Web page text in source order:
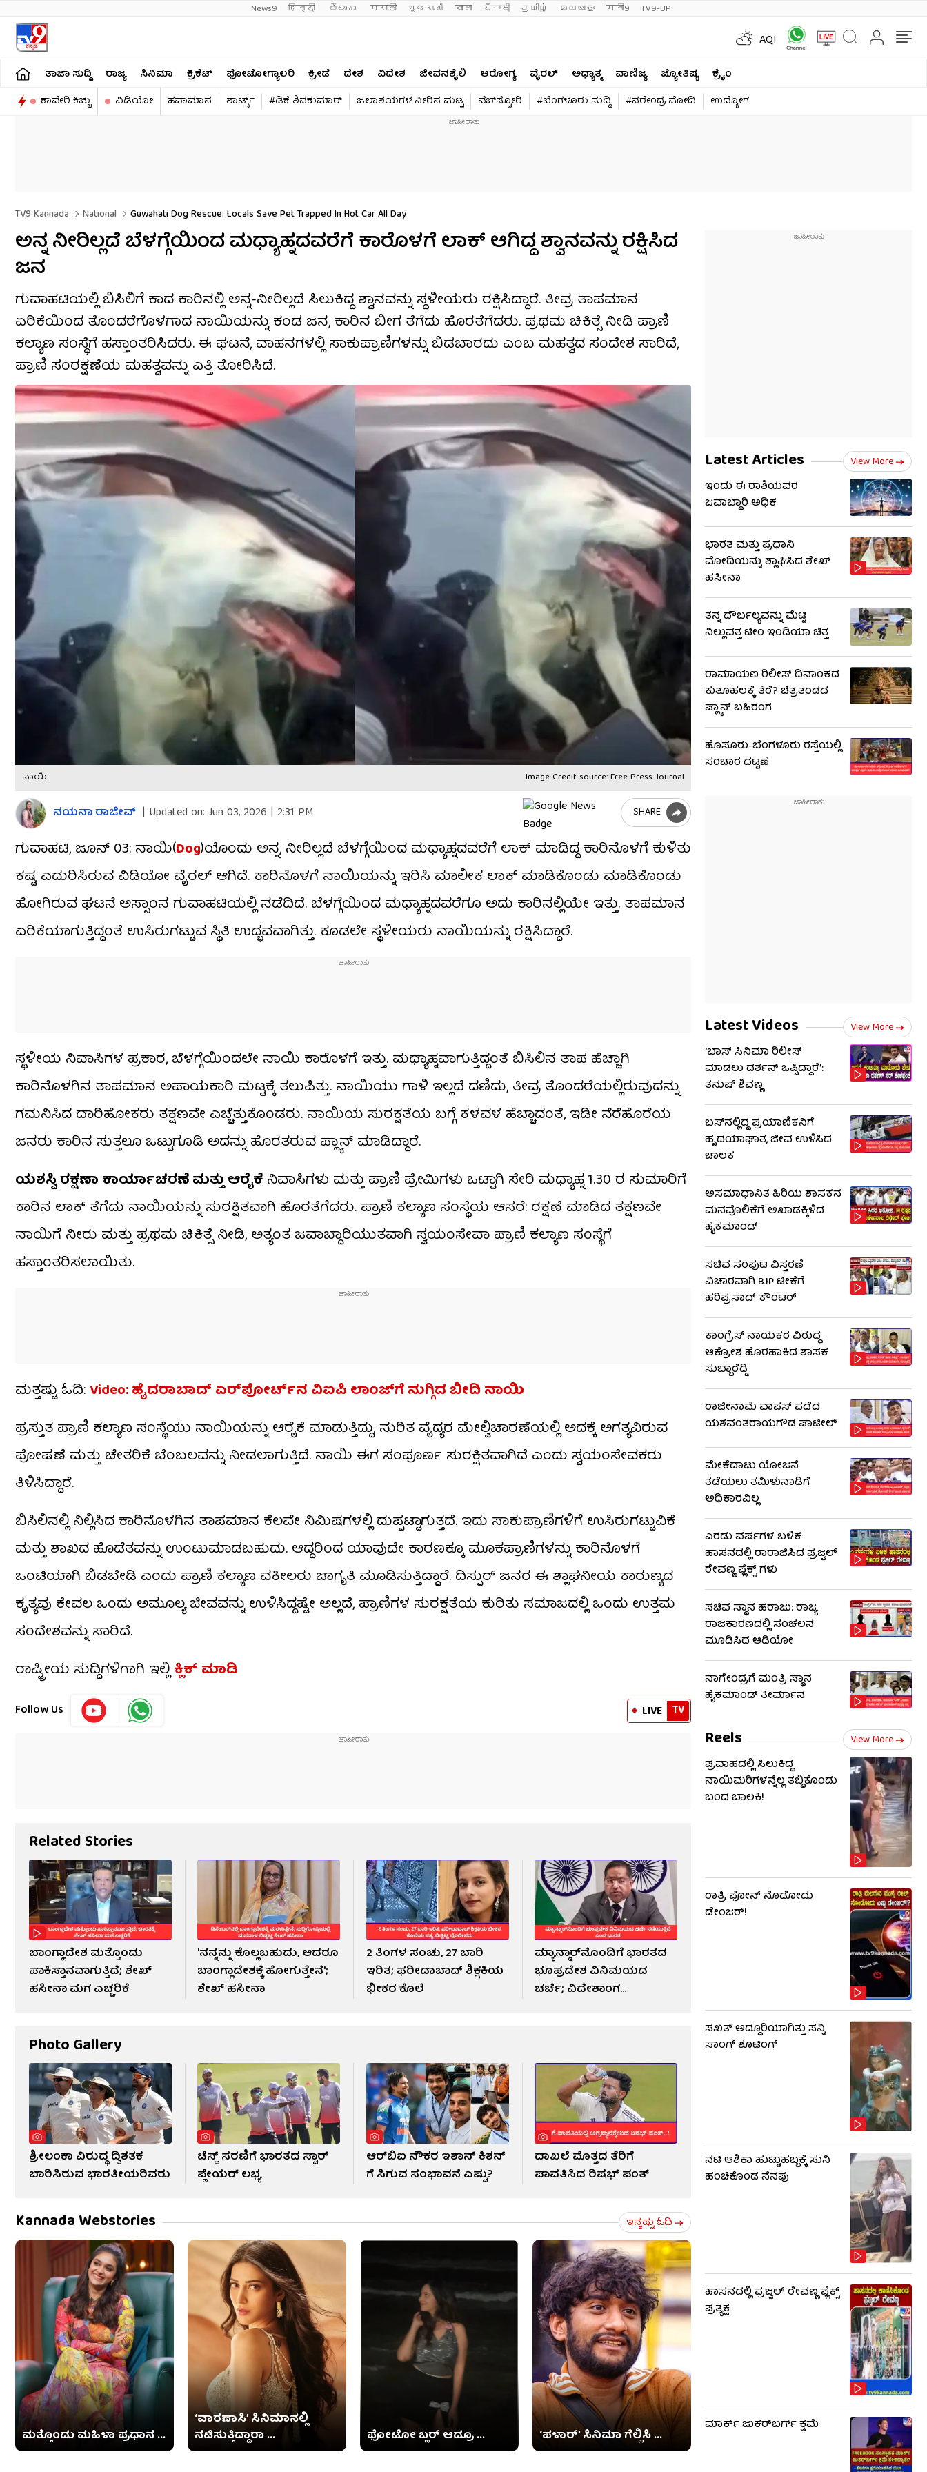
News9 हिन्दी తెలుగు मराठी ગુજરાતી বাংলা ਪੰਜਾਬੀ தமிழ் മലയാളം मनी9 TV9-UP
AQI
ತಾಜಾ ಸುದ್ದಿ ರಾಜ್ಯ ಸಿನಿಮಾ ಕ್ರಿಕೆಟ್​ ಫೋಟೋಗ್ಯಾಲರಿ ಕ್ರೀಡೆ ದೇಶ ವಿದೇಶ ಜೀವನಶೈಲಿ ಆರೋಗ್ಯ ವೈರಲ್​ ಅಧ್ಯಾತ್ಮ ವಾಣಿಜ್ಯ ಜ್ಯೋತಿಷ್ಯ
ಕ್ರೈಂ
ಕಾವೇರಿ ಕಿಚ್ಚು
ವಿಡಿಯೋ ಹವಾಮಾನ ಶಾರ್ಟ್ಸ್​ #ಡಿಕೆ ಶಿವಕುಮಾರ್​ ಜಲಾಶಯಗಳ ನೀರಿನ ಮಟ್ಟ ವೆಬ್​ಸ್ಟೋರಿ #ಬೆಂಗಳೂರು ಸುದ್ದಿ #ನರೇಂದ್ರ ಮೋದಿ ಉದ್ಯೋಗ
TV9 Kannada National Guwahati Dog Rescue: Locals Save Pet Trapped In Hot Car All Day
ಅನ್ನ ನೀರಿಲ್ಲದೆ ಬೆಳಗ್ಗೆಯಿಂದ ಮಧ್ಯಾಹ್ನದವರೆಗೆ ಕಾರೊಳಗೆ ಲಾಕ್ ಆಗಿದ್ದ ಶ್ವಾನವನ್ನು ರಕ್ಷಿಸಿದ
ಜನ
ಗುವಾಹಟಿಯಲ್ಲಿ ಬಿಸಿಲಿಗೆ ಕಾದ ಕಾರಿನಲ್ಲಿ ಅನ್ನ-ನೀರಿಲ್ಲದೆ ಸಿಲುಕಿದ್ದ ಶ್ವಾನವನ್ನು ಸ್ಥಳೀಯರು ರಕ್ಷಿಸಿದ್ದಾರೆ. ತೀವ್ರ ತಾಪಮಾನ
ಏರಿಕೆಯಿಂದ ತೊಂದರೆಗೊಳಗಾದ ನಾಯಿಯನ್ನು ಕಂಡ ಜನ, ಕಾರಿನ ಬೀಗ ತೆಗೆದು ಹೊರತೆಗೆದರು. ಪ್ರಥಮ ಚಿಕಿತ್ಸೆ ನೀಡಿ ಪ್ರಾಣಿ
ಕಲ್ಯಾಣ ಸಂಸ್ಥೆಗೆ ಹಸ್ತಾಂತರಿಸಿದರು. ಈ ಘಟನೆ, ವಾಹನಗಳಲ್ಲಿ ಸಾಕುಪ್ರಾಣಿಗಳನ್ನು ಬಿಡಬಾರದು ಎಂಬ ಮಹತ್ವದ ಸಂದೇಶ ಸಾರಿದೆ,
ಪ್ರಾಣಿ ಸಂರಕ್ಷಣೆಯ ಮಹತ್ವವನ್ನು ಎತ್ತಿ ತೋರಿಸಿದೆ.
ನಾಯಿ Image Credit source: Free Press Journal
ನಯನಾ ರಾಜೀವ್ | Updated on: Jun 03, 2026 | 2:31 PM SHARE
ಗುವಾಹಟಿ, ಜೂನ್ 03: ನಾಯಿ(Dog)ಯೊಂದು ಅನ್ನ, ನೀರಿಲ್ಲದೆ ಬೆಳಗ್ಗೆಯಿಂದ ಮಧ್ಯಾಹ್ನದವರೆಗೆ ಲಾಕ್​ ಮಾಡಿದ್ದ ಕಾರಿನೊಳಗೆ ಕುಳಿತು
ಕಷ್ಟ ಎದುರಿಸಿರುವ ವಿಡಿಯೋ ವೈರಲ್ ಆಗಿದೆ. ಕಾರಿನೊಳಗೆ ನಾಯಿಯನ್ನು ಇರಿಸಿ ಮಾಲೀಕ ಲಾಕ್ ಮಾಡಿಕೊಂಡು ಮಾಡಿಕೊಂಡು
ಹೋಗಿರುವ ಘಟನೆ ಅಸ್ಸಾಂನ ಗುವಾಹಟಿಯಲ್ಲಿ ನಡೆದಿದೆ. ಬೆಳಗ್ಗೆಯಿಂದ ಮಧ್ಯಾಹ್ನದವರೆಗೂ ಅದು ಕಾರಿನಲ್ಲಿಯೇ ಇತ್ತು. ತಾಪಮಾನ
ಏರಿಕೆಯಾಗುತ್ತಿದ್ದಂತೆ ಉಸಿರುಗಟ್ಟುವ ಸ್ಥಿತಿ ಉದ್ಭವವಾಗಿತ್ತು. ಕೂಡಲೇ ಸ್ಥಳೀಯರು ನಾಯಿಯನ್ನು ರಕ್ಷಿಸಿದ್ದಾರೆ.
ಸ್ಥಳೀಯ ನಿವಾಸಿಗಳ ಪ್ರಕಾರ, ಬೆಳಗ್ಗೆಯಿಂದಲೇ ನಾಯಿ ಕಾರೊಳಗೆ ಇತ್ತು. ಮಧ್ಯಾಹ್ನವಾಗುತ್ತಿದ್ದಂತೆ ಬಿಸಿಲಿನ ತಾಪ ಹೆಚ್ಚಾಗಿ
ಕಾರಿನೊಳಗಿನ ತಾಪಮಾನ ಅಪಾಯಕಾರಿ ಮಟ್ಟಕ್ಕೆ ತಲುಪಿತ್ತು. ನಾಯಿಯು ಗಾಳಿ ಇಲ್ಲದೆ ದಣಿದು, ತೀವ್ರ ತೊಂದರೆಯಲ್ಲಿರುವುದನ್ನು
ಗಮನಿಸಿದ ದಾರಿಹೋಕರು ತಕ್ಷಣವೇ ಎಚ್ಚೆತ್ತುಕೊಂಡರು. ನಾಯಿಯ ಸುರಕ್ಷತೆಯ ಬಗ್ಗೆ ಕಳವಳ ಹೆಚ್ಚಾದಂತೆ, ಇಡೀ ನೆರೆಹೊರೆಯ
ಜನರು ಕಾರಿನ ಸುತ್ತಲೂ ಒಟ್ಟುಗೂಡಿ ಅದನ್ನು ಹೊರತರುವ ಪ್ಲ್ಯಾನ್ ಮಾಡಿದ್ದಾರೆ.
ಯಶಸ್ವಿ ರಕ್ಷಣಾ ಕಾರ್ಯಾಚರಣೆ ಮತ್ತು ಆರೈಕೆ ನಿವಾಸಿಗಳು ಮತ್ತು ಪ್ರಾಣಿ ಪ್ರೇಮಿಗಳು ಒಟ್ಟಾಗಿ ಸೇರಿ ಮಧ್ಯಾಹ್ನ 1.30 ರ ಸುಮಾರಿಗೆ
ಕಾರಿನ ಲಾಕ್ ತೆಗೆದು ನಾಯಿಯನ್ನು ಸುರಕ್ಷಿತವಾಗಿ ಹೊರತೆಗೆದರು. ಪ್ರಾಣಿ ಕಲ್ಯಾಣ ಸಂಸ್ಥೆಯ ಆಸರೆ: ರಕ್ಷಣೆ ಮಾಡಿದ ತಕ್ಷಣವೇ
ನಾಯಿಗೆ ನೀರು ಮತ್ತು ಪ್ರಥಮ ಚಿಕಿತ್ಸೆ ನೀಡಿ, ಅತ್ಯಂತ ಜವಾಬ್ದಾರಿಯುತವಾಗಿ ಸ್ವಯಂಸೇವಾ ಪ್ರಾಣಿ ಕಲ್ಯಾಣ ಸಂಸ್ಥೆಗೆ
ಹಸ್ತಾಂತರಿಸಲಾಯಿತು.
ಮತ್ತಷ್ಟು ಓದಿ:Video: ಹೈದರಾಬಾದ್ ಏರ್​ಪೋರ್ಟ್​ನ ವಿಐಪಿ ಲಾಂಜ್​ಗೆ ನುಗ್ಗಿದ ಬೀದಿ ನಾಯಿ
ಪ್ರಸ್ತುತ ಪ್ರಾಣಿ ಕಲ್ಯಾಣ ಸಂಸ್ಥೆಯು ನಾಯಿಯನ್ನು ಆರೈಕೆ ಮಾಡುತ್ತಿದ್ದು, ನುರಿತ ವೈದ್ಯರ ಮೇಲ್ವಿಚಾರಣೆಯಲ್ಲಿ ಅದಕ್ಕೆ ಅಗತ್ಯವಿರುವ
ಪೋಷಣೆ ಮತ್ತು ಚೇತರಿಕೆ ಬೆಂಬಲವನ್ನು ನೀಡಲಾಗುತ್ತಿದೆ. ನಾಯಿ ಈಗ ಸಂಪೂರ್ಣ ಸುರಕ್ಷಿತವಾಗಿದೆ ಎಂದು ಸ್ವಯಂಸೇವಕರು
ತಿಳಿಸಿದ್ದಾರೆ.
ಬಿಸಿಲಿನಲ್ಲಿ ನಿಲ್ಲಿಸಿದ ಕಾರಿನೊಳಗಿನ ತಾಪಮಾನ ಕೆಲವೇ ನಿಮಿಷಗಳಲ್ಲಿ ದುಪ್ಪಟ್ಟಾಗುತ್ತದೆ. ಇದು ಸಾಕುಪ್ರಾಣಿಗಳಿಗೆ ಉಸಿರುಗಟ್ಟುವಿಕೆ
ಮತ್ತು ಶಾಖದ ಹೊಡೆತವನ್ನು ಉಂಟುಮಾಡಬಹುದು. ಆದ್ದರಿಂದ ಯಾವುದೇ ಕಾರಣಕ್ಕೂ ಮೂಕಪ್ರಾಣಿಗಳನ್ನು ಕಾರಿನೊಳಗೆ
ಒಂಟಿಯಾಗಿ ಬಿಡಬೇಡಿ ಎಂದು ಪ್ರಾಣಿ ಕಲ್ಯಾಣ ವಕೀಲರು ಜಾಗೃತಿ ಮೂಡಿಸುತ್ತಿದ್ದಾರೆ. ದಿಸ್ಪುರ್ ಜನರ ಈ ಶ್ಲಾಘನೀಯ ಕಾರುಣ್ಯದ
ಕೃತ್ಯವು ಕೇವಲ ಒಂದು ಅಮೂಲ್ಯ ಜೀವವನ್ನು ಉಳಿಸಿದ್ದಷ್ಟೇ ಅಲ್ಲದೆ, ಪ್ರಾಣಿಗಳ ಸುರಕ್ಷತೆಯ ಕುರಿತು ಸಮಾಜದಲ್ಲಿ ಒಂದು ಉತ್ತಮ
ಸಂದೇಶವನ್ನು ಸಾರಿದೆ.
ರಾಷ್ಟ್ರೀಯ ಸುದ್ದಿಗಳಿಗಾಗಿ ಇಲ್ಲಿಕ್ಲಿಕ್ ಮಾಡಿ
Follow Us LIVE TV
Related Stories
ಬಾಂಗ್ಲಾದೇಶ ಮತ್ತೊಂದು
ಪಾಕಿಸ್ತಾನವಾಗುತ್ತಿದೆ; ಶೇಖ್
ಹಸೀನಾ ಮಗ ಎಚ್ಚರಿಕೆ
'ನನ್ನನ್ನು ಕೊಲ್ಲಬಹುದು, ಆದರೂ
ಬಾಂಗ್ಲಾದೇಶಕ್ಕೆ ಹೋಗುತ್ತೇನೆ';
ಶೇಖ್ ಹಸೀನಾ
2 ತಿಂಗಳ ಸಂಚು, 27 ಬಾರಿ
ಇರಿತ; ಫರೀದಾಬಾದ್ ಶಿಕ್ಷಕಿಯ
ಭೀಕರ ಕೊಲೆ
ಮ್ಯಾನ್ಮಾರ್‌ನೊಂದಿಗೆ ಭಾರತದ
ಭೂಪ್ರದೇಶ ವಿನಿಮಯದ
ಚರ್ಚೆ; ವಿದೇಶಾಂಗ
Photo Gallery
ಶ್ರೀಲಂಕಾ ವಿರುದ್ಧ ದ್ವಿಶತಕ
ಬಾರಿಸಿರುವ ಭಾರತೀಯರಿವರು
ಟೆಸ್ಟ್ ಸರಣಿಗೆ ಭಾರತದ ಸ್ಟಾರ್
ಪ್ಲೇಯರ್ ಲಭ್ಯ
ಆರ್​ಬಿಐ ನೌಕರ ಇಶಾನ್ ಕಿಶನ್​
ಗೆ ಸಿಗುವ ಸಂಭಾವನೆ ಎಷ್ಟು?
ದಾಖಲೆ ಮೊತ್ತದ ತೆರಿಗೆ
ಪಾವತಿಸಿದ ರಿಷಭ್ ಪಂತ್
Kannada Webstories ಇನ್ನಷ್ಟು ಓದಿ
ಮತ್ತೊಂದು ಮಹಿಳಾ ಪ್ರಧಾನ ...
‘ವಾರಣಾಸಿ’ ಸಿನಿಮಾನಲ್ಲಿ
ನಟಿಸುತ್ತಿದ್ದಾರಾ ...
ಫೋಟೋ ಬ್ಲರ್ ಆದ್ರೂ ... ‘ಪಳಾರ್’ ಸಿನಿಮಾ ಗೆಲ್ಲಿಸಿ ...
Latest Articles View More
ಇಂದು ಈ ರಾಶಿಯವರ
ಜವಾಬ್ದಾರಿ ಅಧಿಕ
ಭಾರತ ಮತ್ತು ಪ್ರಧಾನಿ
ಮೋದಿಯನ್ನು ಶ್ಲಾಘಿಸಿದ ಶೇಖ್
ಹಸೀನಾ
ತನ್ನ ದೌರ್ಬಲ್ಯವನ್ನು ಮೆಟ್ಟಿ
ನಿಲ್ಲುವತ್ತ ಟೀಂ ಇಂಡಿಯಾ ಚಿತ್ತ
ರಾಮಾಯಣ ರಿಲೀಸ್ ದಿನಾಂಕದ
ಕುತೂಹಲಕ್ಕೆ ತೆರೆ? ಚಿತ್ರತಂಡದ
ಪ್ಲ್ಯಾನ್ ಬಹಿರಂಗ
ಹೊಸೂರು-ಬೆಂಗಳೂರು ರಸ್ತೆಯಲ್ಲಿ
ಸಂಚಾರ ದಟ್ಟಣೆ
Latest Videos View More
‘ಬಾಸ್ ಸಿನಿಮಾ ರಿಲೀಸ್
ಮಾಡಲು ದರ್ಶನ್ ಒಪ್ಪಿದ್ದಾರೆ’:
ತನುಷ್ ಶಿವಣ್ಣ
ಬಸ್‌ನಲ್ಲಿದ್ದ ಪ್ರಯಾಣಿಕನಿಗೆ
ಹೃದಯಾಘಾತ, ಜೀವ ಉಳಿಸಿದ
ಚಾಲಕ
ಅಸಮಾಧಾನಿತ ಹಿರಿಯ ಶಾಸಕನ
ಮನವೊಲಿಕೆಗೆ ಅಖಾಡಕ್ಕಿಳಿದ
ಹೈಕಮಾಂಡ್
ಸಚಿವ ಸಂಪುಟ ವಿಸ್ತರಣೆ
ವಿಚಾರವಾಗಿ BJP ಟೀಕೆಗೆ
ಹರಿಪ್ರಸಾದ್ ಕೌಂಟರ್​​
ಕಾಂಗ್ರೆಸ್ ನಾಯಕರ ವಿರುದ್ಧ
ಆಕ್ರೋಶ ಹೊರಹಾಕಿದ ಶಾಸಕ
ಸುಬ್ಬಾರೆಡ್ಡಿ
ರಾಜೀನಾಮೆ ವಾಪಸ್ ಪಡೆದ
ಯಶವಂತರಾಯಗೌಡ ಪಾಟೀಲ್
ಮೇಕೆದಾಟು ಯೋಜನೆ
ತಡೆಯಲು ತಮಿಳುನಾಡಿಗೆ
ಅಧಿಕಾರವಿಲ್ಲ
ಎರಡು ವರ್ಷಗಳ ಬಳಿಕ
ಹಾಸನದಲ್ಲಿ ರಾರಾಜಿಸಿದ ಪ್ರಜ್ವಲ್
ರೇವಣ್ಣ ಫ್ಲೆಕ್ಸ್ ಗಳು
ಸಚಿವ ಸ್ಥಾನ ಹರಾಜು: ರಾಜ್ಯ
ರಾಜಕಾರಣದಲ್ಲಿ ಸಂಚಲನ
ಮೂಡಿಸಿದ ಆಡಿಯೋ
ನಾಗೇಂದ್ರಗೆ ಮಂತ್ರಿ ಸ್ಥಾನ
ಹೈಕಮಾಂಡ್ ತೀರ್ಮಾನ
Reels View More
ಪ್ರವಾಹದಲ್ಲಿ ಸಿಲುಕಿದ್ದ
ನಾಯಿಮರಿಗಳನ್ನೆಲ್ಲ ತಬ್ಬಿಕೊಂಡು
ಬಂದ ಬಾಲಕಿ!
ರಾತ್ರಿ ಫೋನ್​​ ನೊಡೋದು
ಡೇಂಜರ್!
ಸಖತ್ ಅದ್ದೂರಿಯಾಗಿತ್ತು ಸನ್ನಿ
ಸಾಂಗ್ ಶೂಟಿಂಗ್
ನಟಿ ಆಶಿಕಾ ಹುಟ್ಟುಹಬ್ಬಕ್ಕೆ ಸುನಿ
ಹಂಚಿಕೊಂಡ ನೆನಪು
ಹಾಸನದಲ್ಲಿ ಪ್ರಜ್ವಲ್ ರೇವಣ್ಣ ಫ್ಲೆಕ್ಸ್
ಪ್ರತ್ಯಕ್ಷ
ಮಾರ್ಕ್ ಜುಕರ್‌ಬರ್ಗ್ ಕ್ಷಮೆ